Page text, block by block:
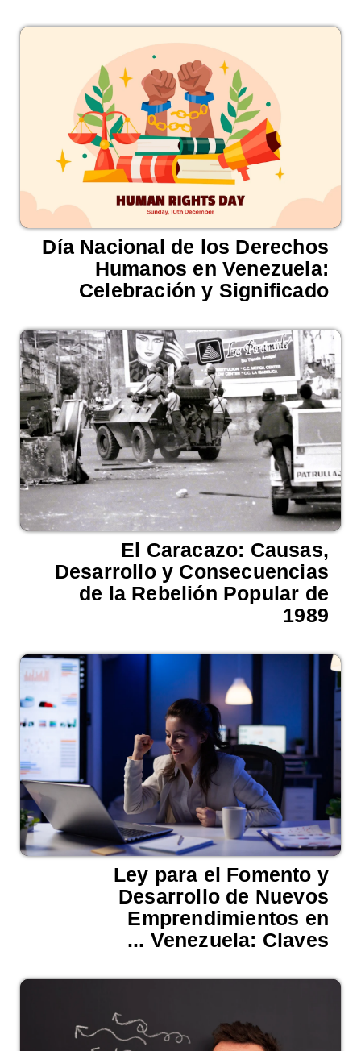
Día Nacional de los Derechos
Humanos en Venezuela:
Celebración y Significado
El Caracazo: Causas,
Desarrollo y Consecuencias
de la Rebelión Popular de
1989
Ley para el Fomento y
Desarrollo de Nuevos
Emprendimientos en
Venezuela: Claves ...